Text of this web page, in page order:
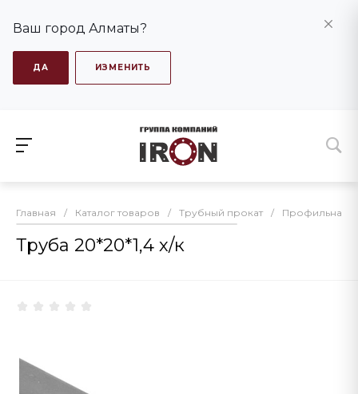
Ваш город Алматы?
ДА ИЗМЕНИТЬ
Главная / Каталог товаров / Трубный прокат / Профильная
Труба 20*20*1,4 х/к